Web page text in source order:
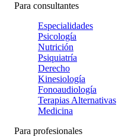
Para consultantes
Especialidades
Psicología
Nutrición
Psiquiatría
Derecho
Kinesiología
Fonoaudiología
Terapias Alternativas
Medicina
Para profesionales